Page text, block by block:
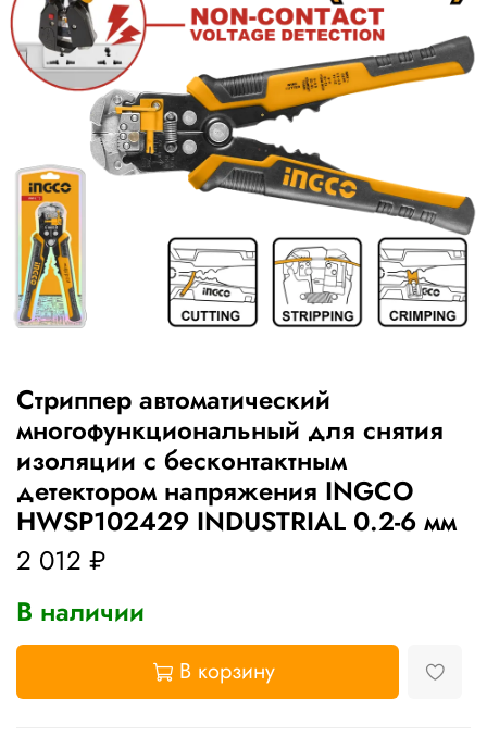
Стриппер автоматический
многофункциональный для снятия
изоляции с бесконтактным
детектором напряжения INGCO
HWSP102429 INDUSTRIAL 0.2-6 мм
2 012 ₽
В наличии
В корзину